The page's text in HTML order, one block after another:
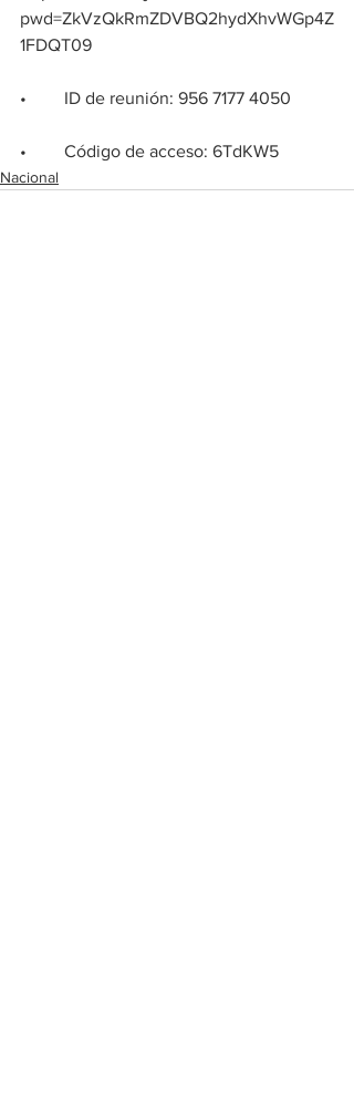
pwd=ZkVzQkRmZDVBQ2hydXhvWGp4Z
1FDQT09
•	ID de reunión: 956 7177 4050
•	Código de acceso: 6TdKW5
Nacional